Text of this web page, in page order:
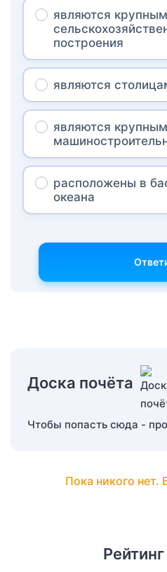
являются
построения
являются
являются
расположены в
океана
Доска почёта
Чтобы попасть сюда -
Пока никого нет.